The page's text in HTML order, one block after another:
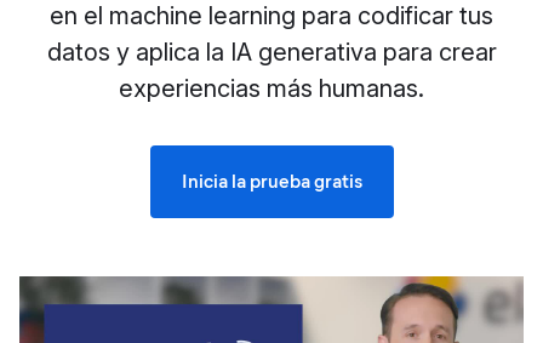
en el machine learning para codificar tus
datos y aplica la IA generativa para crear
experiencias más humanas.
Inicia la prueba gratis